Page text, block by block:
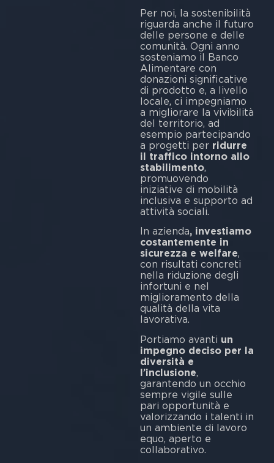
Per noi, la sostenibilità
riguarda anche il futuro
delle persone e delle
comunità. Ogni anno
sosteniamo il Banco
Alimentare con
donazioni significative
di prodotto e, a livello
locale, ci impegniamo
a migliorare la vivibilità
del territorio, ad
esempio partecipando
a progetti per ridurre
il traffico intorno allo
stabilimento,
promuovendo
iniziative di mobilità
inclusiva e supporto ad
attività sociali.
In azienda, investiamo
costantemente in
sicurezza e welfare,
con risultati concreti
nella riduzione degli
infortuni e nel
miglioramento della
qualità della vita
lavorativa.
Portiamo avanti un
impegno deciso per la
diversità e
l’inclusione,
garantendo un occhio
sempre vigile sulle
pari opportunità e
valorizzando i talenti in
un ambiente di lavoro
equo, aperto e
collaborativo.